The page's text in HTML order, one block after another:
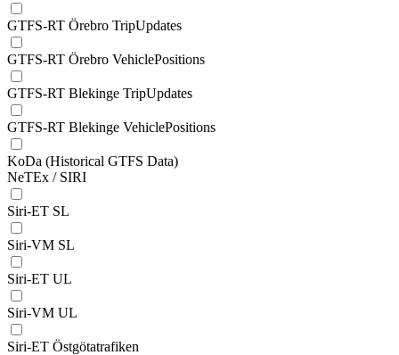
GTFS-RT Örebro TripUpdates
GTFS-RT Örebro VehiclePositions
GTFS-RT Blekinge TripUpdates
GTFS-RT Blekinge VehiclePositions
KoDa (Historical GTFS Data)
NeTEx / SIRI
Siri-ET SL
Siri-VM SL
Siri-ET UL
Siri-VM UL
Siri-ET Östgötatrafiken